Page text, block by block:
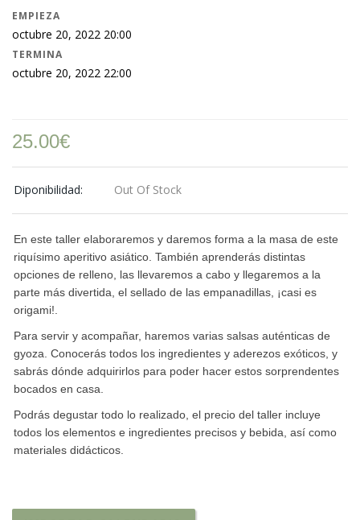
EMPIEZA
octubre 20, 2022 20:00
TERMINA
octubre 20, 2022 22:00
25.00€
Diponibilidad: Out Of Stock
En este taller elaboraremos y daremos forma a la masa de este
riquísimo aperitivo asiático. También aprenderás distintas
opciones de relleno, las llevaremos a cabo y llegaremos a la
parte más divertida, el sellado de las empanadillas, ¡casi es
origami!.
Para servir y acompañar, haremos varias salsas auténticas de
gyoza. Conocerás todos los ingredientes y aderezos exóticos, y
sabrás dónde adquirirlos para poder hacer estos sorprendentes
bocados en casa.
Podrás degustar todo lo realizado, el precio del taller incluye
todos los elementos e ingredientes precisos y bebida, así como
materiales didácticos.